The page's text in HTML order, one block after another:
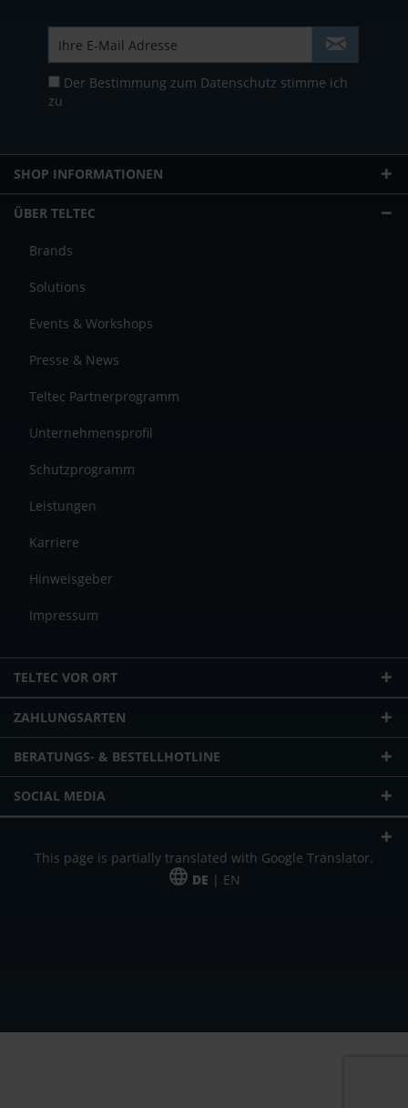
Der Bestimmung zum Datenschutz stimme ich
zu
SHOP INFORMATIONEN
ÜBER TELTEC
Brands
Solutions
Events & Workshops
Presse & News
Teltec Partnerprogramm
Unternehmensprofil
Schutzprogramm
Leistungen
Karriere
Hinweisgeber
Impressum
TELTEC VOR ORT
ZAHLUNGSARTEN
BERATUNGS- & BESTELLHOTLINE
SOCIAL MEDIA
This page is partially translated with Google Translator.
DE | EN